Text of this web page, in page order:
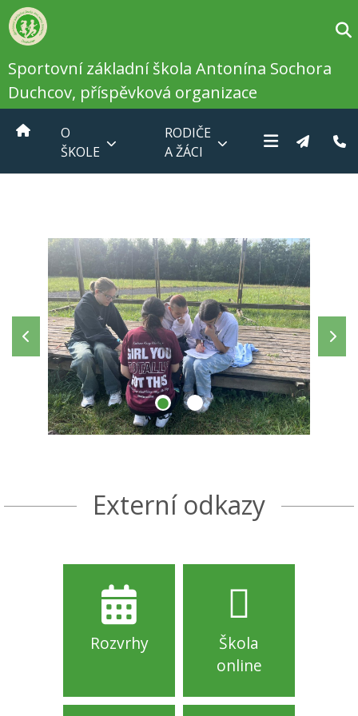
Sportovní základní škola Antonína Sochora
Duchcov, příspěvková organizace
O
ŠKOLE
RODIČE
A ŽÁCI
Externí odkazy
Rozvrhy
Škola
online